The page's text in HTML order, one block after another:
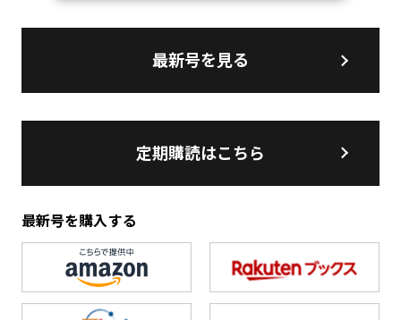
最新号を見る
定期購読はこちら
最新号を購入する